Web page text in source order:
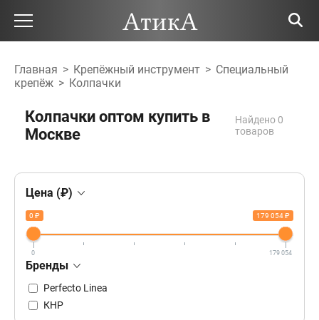
Главная > Крепёжный инструмент > Специальный
крепёж > Колпачки
Колпачки оптом купить в
Москве
Найдено 0
товаров
Цена (₽)
0 ₽ 179 054 ₽
0 179 054
Бренды
Perfecto Linea
КНР